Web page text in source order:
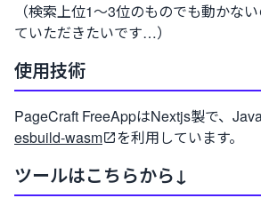
（検索上位1～3位のものでも動かな
ていただきたいです…）
使用技術
PageCraft FreeAppはNextjs製で、
esbuild-wasm
を利用しています。
ツールはこちらから↓